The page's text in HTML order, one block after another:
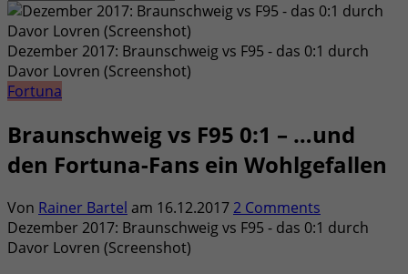
Dezember 2017: Braunschweig vs F95 - das 0:1 durch
Davor Lovren (Screenshot)
Fortuna
Braunschweig vs F95 0:1 – …und
den Fortuna-Fans ein Wohlgefallen
Von Rainer Bartel am 16.12.2017 2 Comments
Dezember 2017: Braunschweig vs F95 - das 0:1 durch
Davor Lovren (Screenshot)